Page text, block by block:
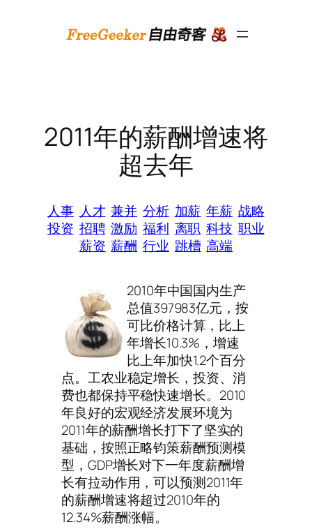
2011年的薪酬增速将
超去年
人事 人才 兼并 分析 加薪 年薪 战略
投资 招聘 激励 福利 离职 科技 职业
薪资 薪酬 行业 跳槽 高端
2010年中国国内生产
总值397983亿元，按
可比价格计算，比上
年增长10.3%，增速
比上年加快1.2个百分
点。工农业稳定增长，投资、消
费也都保持平稳快速增长。2010
年良好的宏观经济发展环境为
2011年的薪酬增长打下了坚实的
基础，按照正略钧策薪酬预测模
型，GDP增长对下一年度薪酬增
长有拉动作用，可以预测2011年
的薪酬增速将超过2010年的
12.34%薪酬涨幅。